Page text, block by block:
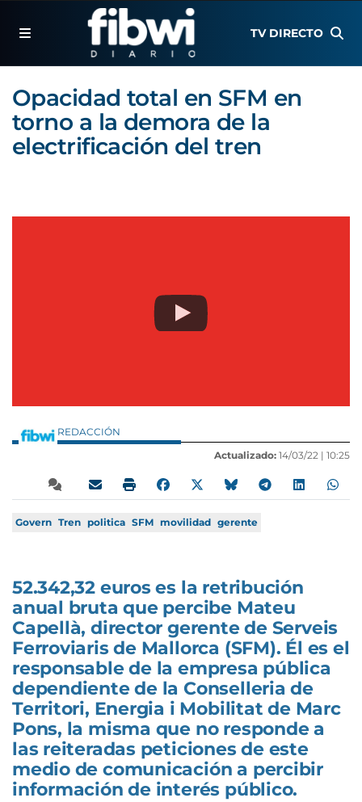
TV DIRECTO
Opacidad total en SFM en
torno a la demora de la
electrificación del tren
REDACCIÓN
Actualizado: 14/03/22 | 10:25
Govern Tren politica SFM movilidad gerente
52.342,32 euros es la retribución
anual bruta que percibe Mateu
Capellà, director gerente de Serveis
Ferroviaris de Mallorca (SFM). Él es el
responsable de la empresa pública
dependiente de la Conselleria de
Territori, Energia i Mobilitat de Marc
Pons, la misma que no responde a
las reiteradas peticiones de este
medio de comunicación a percibir
información de interés público.